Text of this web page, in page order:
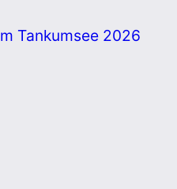
Tankumsee 2026